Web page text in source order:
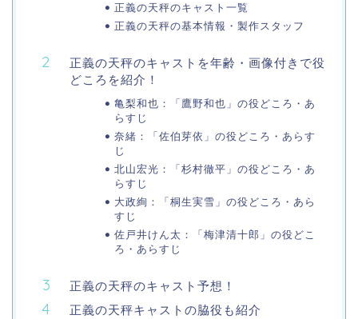
正義の天秤のキャスト一覧
正義の天秤の基本情報・製作スタッフ
正義の天秤のキャストを年齢・画像付きで役
どころを紹介！
亀梨和也：「鷹野和也」の役どころ・あ
らすじ
奈緒：「佐伯芽依」の役どころ・あらす
じ
北山宏光：「杉村徹平」の役どころ・あ
らすじ
大政絢：「桐生実雪」の役どころ・あら
すじ
佐戸井けん太：「梅津清十郎」の役どこ
ろ・あらすじ
正義の天秤のキャスト予想！
正義の天秤キャストの脇役も紹介